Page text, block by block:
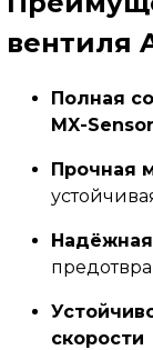
вентиля
Полная
MX-Sensor
Прочная
скорости